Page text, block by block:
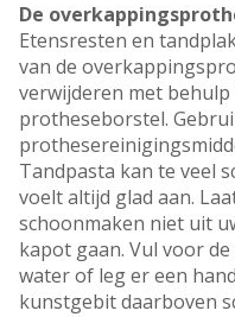
De
Etensresten en
van de
verwijderen met behulp
protheseborstel.
Tandpasta kan te veel
voelt altijd glad aan.
schoonmaken niet uit
kapot gaan. Vul voor
water of leg er een
kunstgebit daarboven